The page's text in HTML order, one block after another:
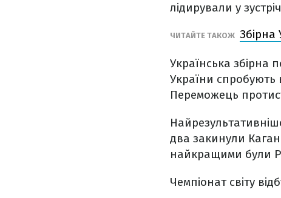
лідирували у
ЧИТАЙТЕ ТАКОЖ Збірна
Українська збірна
України спробують
Переможець
два закинули
найкращими були
Чемпіонат світу